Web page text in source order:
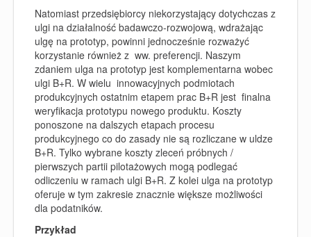
Natomiast przedsiębiorcy niekorzystający dotychczas z
ulgi na działalność badawczo-rozwojową, wdrażając
ulgę na prototyp, powinni jednocześnie rozważyć
korzystanie również z ww. preferencji. Naszym
zdaniem ulga na prototyp jest komplementarna wobec
ulgi B+R. W wielu innowacyjnych podmiotach
produkcyjnych ostatnim etapem prac B+R jest finalna
weryfikacja prototypu nowego produktu. Koszty
ponoszone na dalszych etapach procesu
produkcyjnego co do zasady nie są rozliczane w uldze
B+R. Tylko wybrane koszty zleceń próbnych /
pierwszych partii pilotażowych mogą podlegać
odliczeniu w ramach ulgi B+R. Z kolei ulga na prototyp
oferuje w tym zakresie znacznie większe możliwości
dla podatników.
Przykład